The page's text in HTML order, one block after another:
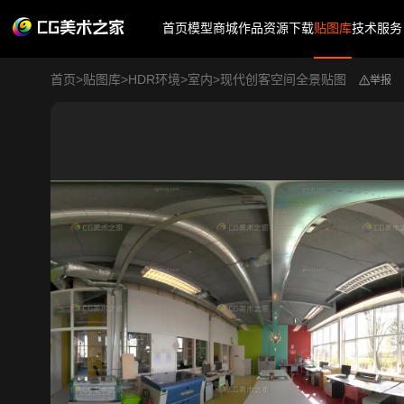
首页模型商城作品资源下载贴图库技术服务
首页>贴图库>HDR环境>室内>现代创客空间全景贴图 举报